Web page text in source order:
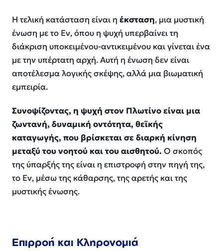
Η τελική κατάσταση είναι η έκσταση, μια μυστική
ένωση με το Εν, όπου η ψυχή υπερβαίνει τη
διάκριση υποκειμένου-αντικειμένου και γίνεται ένα
με την υπέρτατη αρχή. Αυτή η ένωση δεν είναι
αποτέλεσμα λογικής σκέψης, αλλά μια βιωματική
εμπειρία.
Συνοψίζοντας, η ψυχή στον Πλωτίνο είναι μια
ζωντανή, δυναμική οντότητα, θεϊκής
καταγωγής, που βρίσκεται σε διαρκή κίνηση
μεταξύ του νοητού και του αισθητού. Ο σκοπός
της ύπαρξής της είναι η επιστροφή στην πηγή της,
το Εν, μέσω της κάθαρσης, της αρετής και της
μυστικής ένωσης.
Επιρροή και Κληρονομιά